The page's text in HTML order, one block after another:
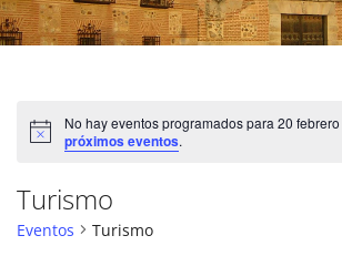
Aviso
No hay eventos programados para 20
próximos eventos.
Turismo
Eventos Turismo